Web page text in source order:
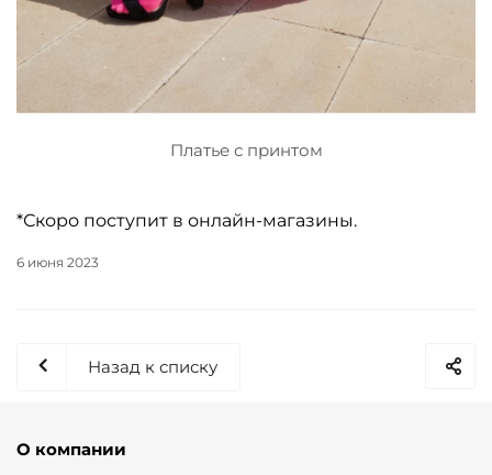
Платье с принтом
*Скоро поступит в онлайн-магазины.
6 июня 2023
Назад к списку
О компании